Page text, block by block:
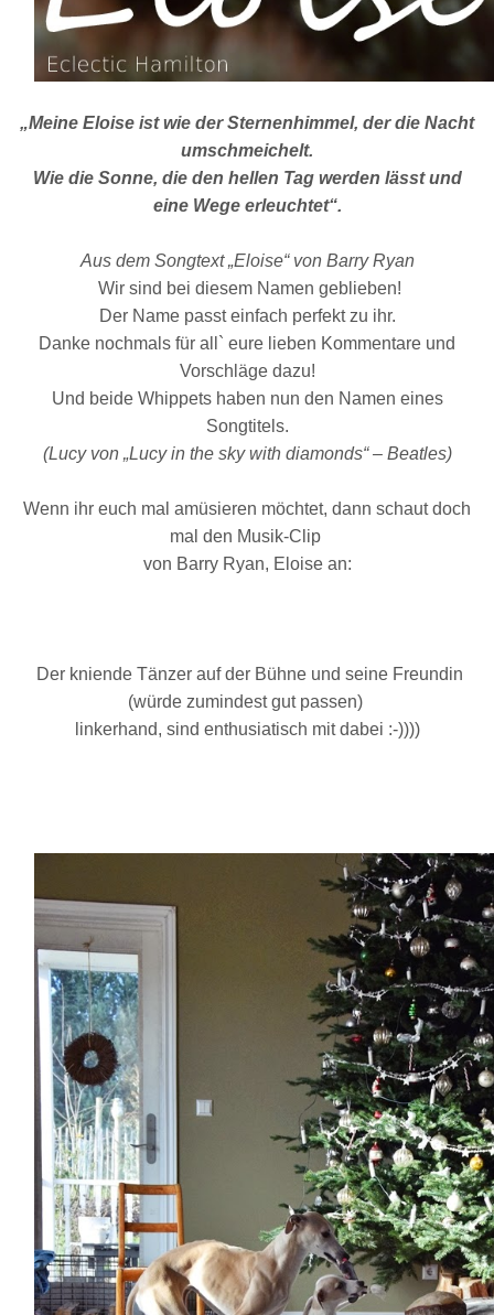
„Meine Eloise ist wie der Sternenhimmel, der die Nacht
umschmeichelt.
Wie die Sonne, die den hellen Tag werden lässt und
eine Wege erleuchtet“.
Aus dem Songtext „Eloise“ von Barry Ryan
Wir sind bei diesem Namen geblieben!
Der Name passt einfach perfekt zu ihr.
Danke nochmals für all` eure lieben Kommentare und
Vorschläge dazu!
Und beide Whippets haben nun den Namen eines
Songtitels.
(Lucy von „Lucy in the sky with diamonds“ – Beatles)
Wenn ihr euch mal amüsieren möchtet, dann schaut doch
mal den Musik-Clip
von Barry Ryan, Eloise an:
Der kniende Tänzer auf der Bühne und seine Freundin
(würde zumindest gut passen)
linkerhand, sind enthusiatisch mit dabei :-))))